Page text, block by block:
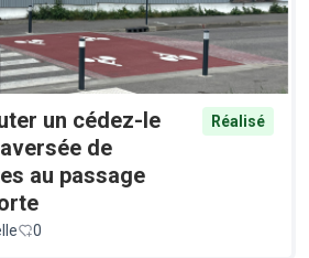
un cédez-le
de
au passage
Réalisé
0